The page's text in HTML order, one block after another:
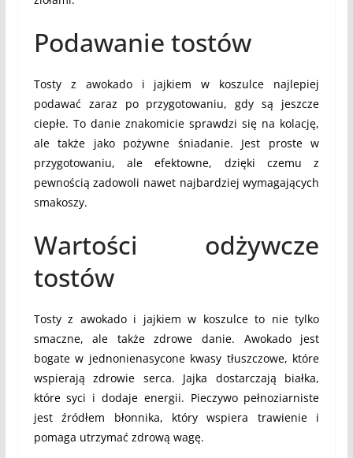
Podawanie tostów
Tosty z awokado i jajkiem w koszulce najlepiej
podawać zaraz po przygotowaniu, gdy są jeszcze
ciepłe. To danie znakomicie sprawdzi się na kolację,
ale także jako pożywne śniadanie. Jest proste w
przygotowaniu, ale efektowne, dzięki czemu z
pewnością zadowoli nawet najbardziej wymagających
smakoszy.
Wartości odżywcze
tostów
Tosty z awokado i jajkiem w koszulce to nie tylko
smaczne, ale także zdrowe danie. Awokado jest
bogate w jednonienasycone kwasy tłuszczowe, które
wspierają zdrowie serca. Jajka dostarczają białka,
które syci i dodaje energii. Pieczywo pełnoziarniste
jest źródłem błonnika, który wspiera trawienie i
pomaga utrzymać zdrową wagę.